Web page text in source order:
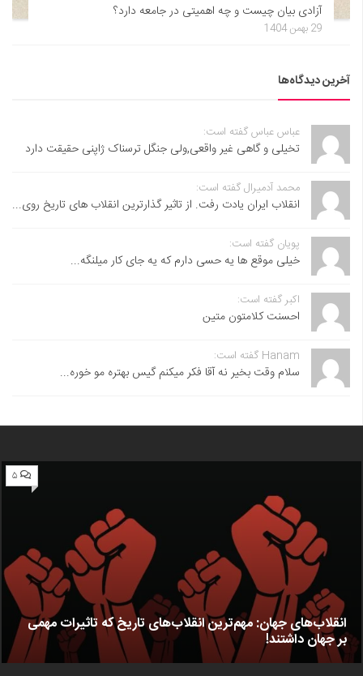
آزادی بیان چیست و چه اهمیتی در جامعه دارد؟
29 بهمن 1404
آخرین دیدگاه‌ها
عباس عباس گفته است:
تخیلی و گاهی غیر واقعی,ولی جنگل ترسناک ژاپنی حقیقت دارد
محمد آدمیرال گفته است:
انقلاب ایران یادت رفت. از تاثیر گذارترین انقلاب های تاریخ روی...
پویان گفته است:
خیلی موقع ها یه حسی دارم که یه جای کار میلنگه...
اکبر گفته است:
احسنت ‌کلامتون متین
Hanam گفته است:
سلام وقت بخیر نه آقا فکر میکنم گیس بهتره مو خوره...
۵
انقلاب‌های جهان: مهم‌ترین انقلاب‌های تاریخ که تاثیرات مهمی
بر جهان داشتند!